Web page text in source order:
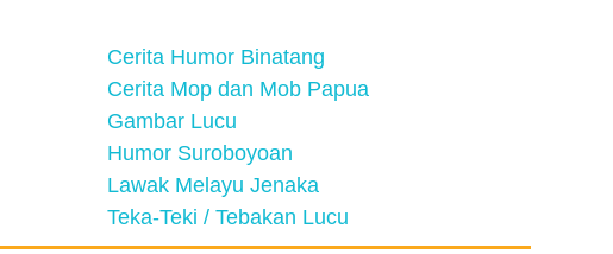
Cerita Humor Binatang
Cerita Mop dan Mob Papua
Gambar Lucu
Humor Suroboyoan
Lawak Melayu Jenaka
Teka-Teki / Tebakan Lucu